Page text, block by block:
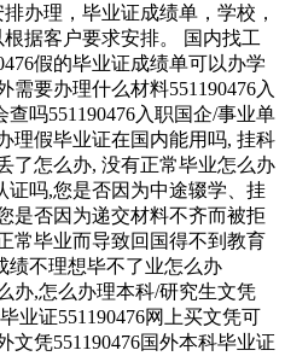
办理，毕业证成绩单，学校，
据客户要求安排。 国内找工
假的毕业证成绩单可以办学
需要办理什么材料551190476入
吗551190476入职国企/事业单
理假毕业证在国内能用吗, 挂科
了怎么办, 没有正常毕业怎么办
证吗,您是否因为中途辍学、挂
是否因为递交材料不齐而被拒
常毕业而导致回国得不到教育
绩不理想毕不了业怎么办
办,怎么办理本科/研究生文凭
业证551190476网上买文凭可
文凭551190476国外本科毕业证